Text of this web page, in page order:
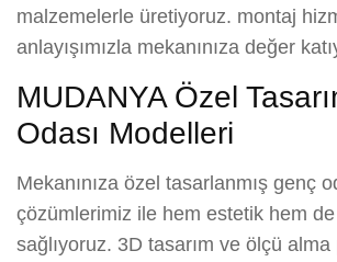
malzemelerle üretiyoruz. montaj
anlayışımızla mekanınıza değer
MUDANYA Özel
Odası Modelleri
Mekanınıza özel tasarlanmış genç
çözümlerimiz ile hem estetik hem
sağlıyoruz. 3D tasarım ve ölçü